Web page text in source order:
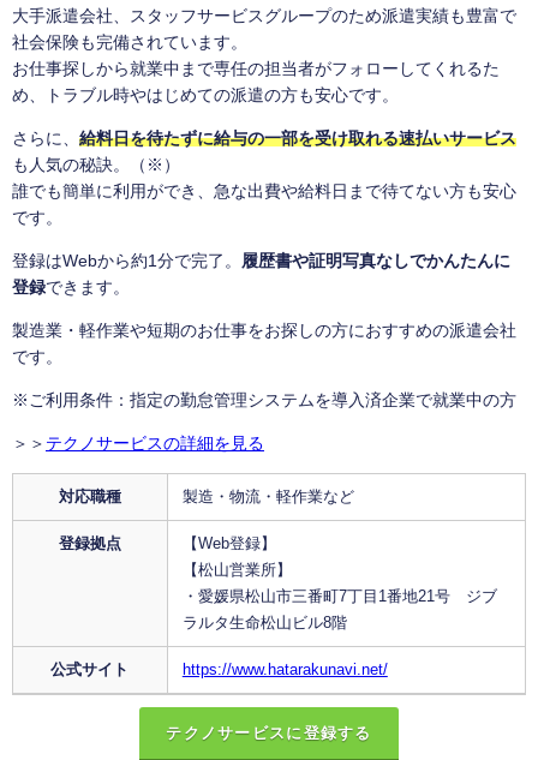
大手派遣会社、スタッフサービスグループのため派遣実績も豊富で
社会保険も完備されています。
お仕事探しから就業中まで専任の担当者がフォローしてくれるた
め、トラブル時やはじめての派遣の方も安心です。
さらに、 給料日を待たずに給与の一部を受け取れる速払いサービス
も人気の秘訣。（※）
誰でも簡単に利用ができ、急な出費や給料日まで待てない方も安心
です。
登録はWebから約1分で完了。 履歴書や証明写真なしでかんたんに
登録できます。
製造業・軽作業や短期のお仕事をお探しの方におすすめの派遣会社
です。
※ご利用条件：指定の勤怠管理システムを導入済企業で就業中の方
＞＞ テクノサービスの詳細を見る
対応職種 製造・物流・軽作業など
登録拠点
【Web登録】
【松山営業所】
・愛媛県松山市三番町7丁目1番地21号 ジブ
ラルタ生命松山ビル8階
公式サイト https://www.hatarakunavi.net/
テクノサービスに登録する